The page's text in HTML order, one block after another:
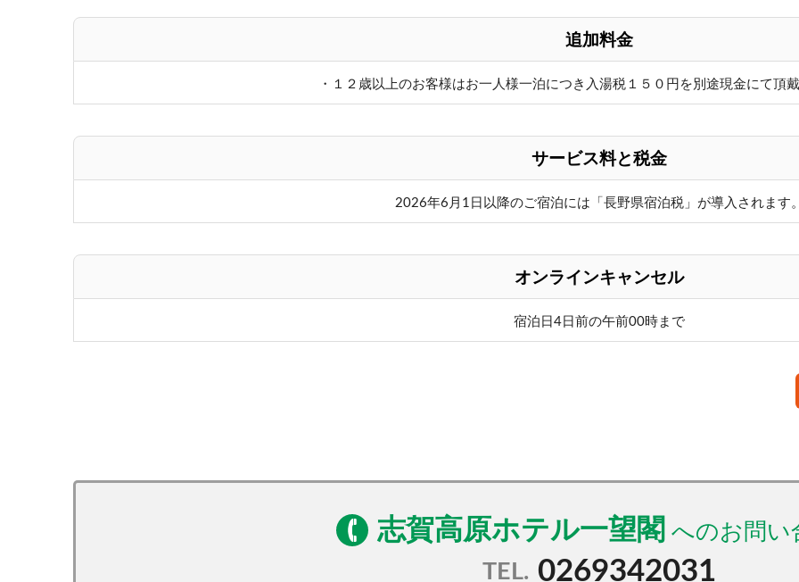
追加料金
・１２歳以上のお客様はお一人様一泊につき入湯税１５０円を別途現金にて頂戴
サービス料と税金
2026年6月1日以降のご宿泊には「長野県宿泊税」が導入されます。
オンラインキャンセル
宿泊日4日前の午前00時まで
志賀高原ホテル一望閣
TEL. 0269342031